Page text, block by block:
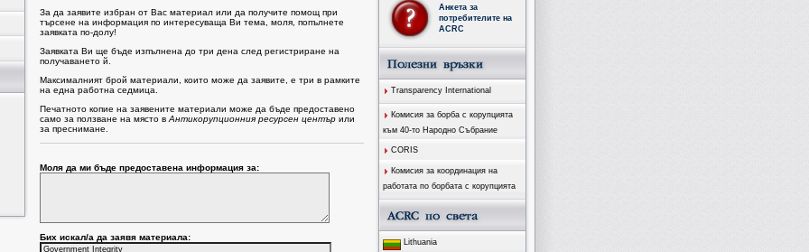
За да заявите избран от Вас материал или да получите помощ при
търсене на информация по интересуваща Ви тема, моля, попълнете
заявката по-долу!
Заявката Ви ще бъде изпълнена до три дена след регистриране на
получаването й.
Максималният брой материали, които може да заявите, е три в рамките
на една работна седмица.
Печатното копие на заявените материали може да бъде предоставено
само за ползване на място вАнтикорупционния ресурсен център или
за преснимане.
Моля да ми бъде предоставена информация за:
Бих искал/a да заявя материала:
Анкета за
потребителите на
ACRC
Transparency International
Комисия за борба с корупцията
към 40-то Народно Събрание
CORIS
Комисия за координация на
работата по борбата с корупцията
Lithuania